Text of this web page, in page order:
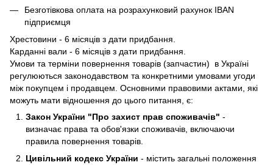
Безготівкова оплата на розрахунковий рахунок IBAN
підприємця
Хрестовини - 6 місяців з дати придбання.
Карданні вали - 6 місяців з дати придбання.
Умови та терміни повернення товарів (запчастин) в Україні
регулюються законодавством та конкретними умовами угоди
між покупцем і продавцем. Основними правовими актами, які
можуть мати відношення до цього питання, є:
Закон України "Про захист прав споживачів" -
визначає права та обов'язки споживачів, включаючи
правила повернення товарів.
Цивільний кодекс України - містить загальні положення